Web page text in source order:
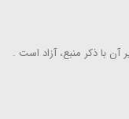
با ذكر منبع، آزاد است .